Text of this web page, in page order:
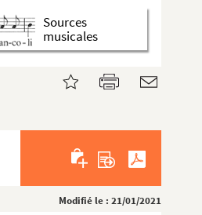
Sources
musicales
Modifié le : 21/01/2021